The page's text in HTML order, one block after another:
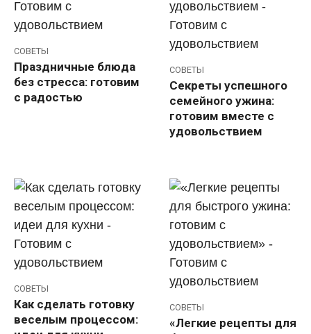
СОВЕТЫ
Праздничные блюда
без стресса: готовим
с радостью
СОВЕТЫ
Секреты успешного
семейного ужина:
готовим вместе с
удовольствием
СОВЕТЫ
Как сделать готовку
веселым процессом:
СОВЕТЫ
«Легкие рецепты для